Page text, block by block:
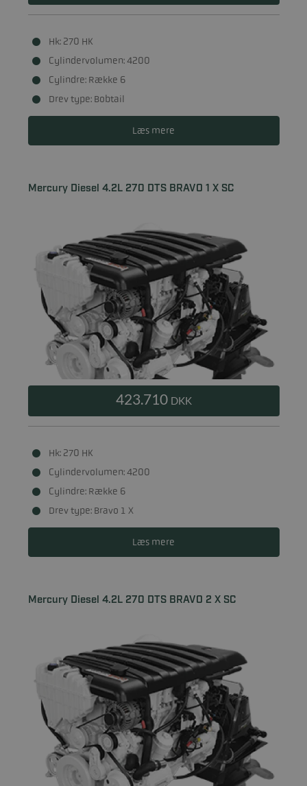
Hk: 270 HK
Cylindervolumen: 4200
Cylindre: Række 6
Drev type: Bobtail
Læs mere
Mercury Diesel 4.2L 270 DTS BRAVO 1 X SC
423.710 DKK
Hk: 270 HK
Cylindervolumen: 4200
Cylindre: Række 6
Drev type: Bravo 1 X
Læs mere
Mercury Diesel 4.2L 270 DTS BRAVO 2 X SC